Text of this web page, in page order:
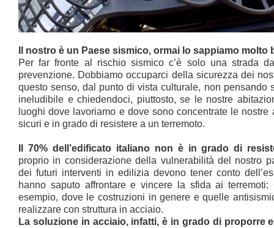
Il nostro è un Paese sismico, ormai lo sappiamo molto
Per far fronte al rischio sismico c’è solo una strada
prevenzione. Dobbiamo occuparci della sicurezza dei
questo senso, dal punto di vista culturale, non pensando
ineludibile e chiedendoci, piuttosto, se le nostre
luoghi dove lavoriamo e dove sono concentrate le nostre
sicuri e in grado di resistere a un terremoto.
Il 70% dell’edificato italiano non è in grado di
proprio in considerazione della vulnerabilità del nostro
dei futuri interventi in edilizia devono tener conto
hanno saputo affrontare e vincere la sfida ai
esempio, dove le costruzioni in genere e quelle
realizzare con struttura in acciaio.
La soluzione in acciaio, infatti, è in grado di proporre